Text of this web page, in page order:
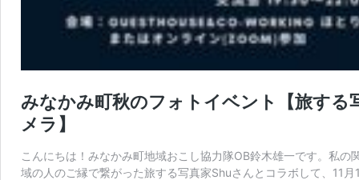
みなかみ町秋のフォトイベント【旅す
メラ】
こんにちは！みなかみ町地域おこし協力隊OB鈴木雄一です。私
域の人のご縁で繋がった旅する写真家Shuさんとコラボして、11